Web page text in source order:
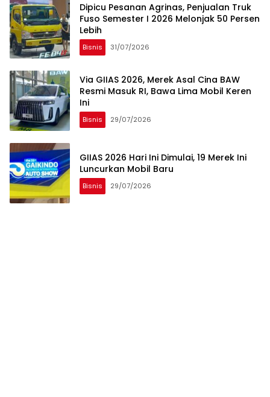
Dipicu Pesanan Agrinas, Penjualan Truk
Fuso Semester I 2026 Melonjak 50 Persen
Lebih
Bisnis 31/07/2026
Via GIIAS 2026, Merek Asal Cina BAW
Resmi Masuk RI, Bawa Lima Mobil Keren
Ini
Bisnis 29/07/2026
GIIAS 2026 Hari Ini Dimulai, 19 Merek Ini
Luncurkan Mobil Baru
Bisnis 29/07/2026